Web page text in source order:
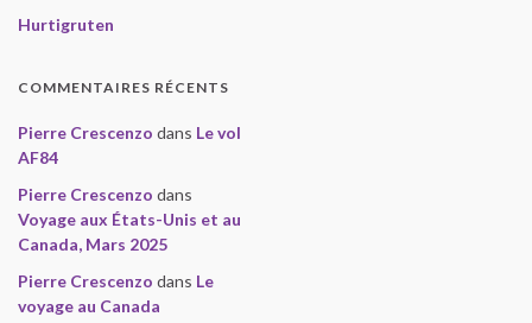
Hurtigruten
COMMENTAIRES RÉCENTS
Pierre Crescenzo dans Le vol
AF84
Pierre Crescenzo dans
Voyage aux États-Unis et au
Canada, Mars 2025
Pierre Crescenzo dans Le
voyage au Canada